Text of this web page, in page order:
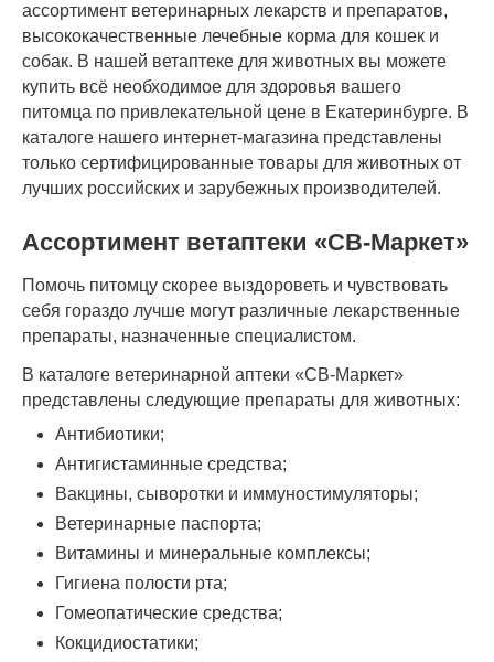
ассортимент ветеринарных лекарств и препаратов,
высококачественные лечебные корма для кошек и
собак. В нашей ветаптеке для животных вы можете
купить всё необходимое для здоровья вашего
питомца по привлекательной цене в Екатеринбурге. В
каталоге нашего интернет-магазина представлены
только сертифицированные товары для животных от
лучших российских и зарубежных производителей.
Ассортимент ветаптеки «СВ-Маркет»
Помочь питомцу скорее выздороветь и чувствовать
себя гораздо лучше могут различные лекарственные
препараты, назначенные специалистом.
В каталоге ветеринарной аптеки «СВ-Маркет»
представлены следующие препараты для животных:
Антибиотики;
Антигистаминные средства;
Вакцины, сыворотки и иммуностимуляторы;
Ветеринарные паспорта;
Витамины и минеральные комплексы;
Гигиена полости рта;
Гомеопатические средства;
Кокцидиостатики;